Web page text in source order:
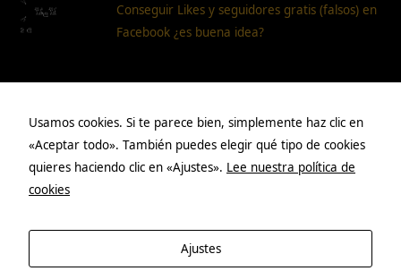
Conseguir Likes y seguidores gratis (falsos) en
Facebook ¿es buena idea?
Páginas
Aviso legal
Política de privacidad
Usamos cookies. Si te parece bien, simplemente haz clic en
«Aceptar todo». También puedes elegir qué tipo de cookies
quieres haciendo clic en «Ajustes». Lee nuestra política de
cookies
Ajustes